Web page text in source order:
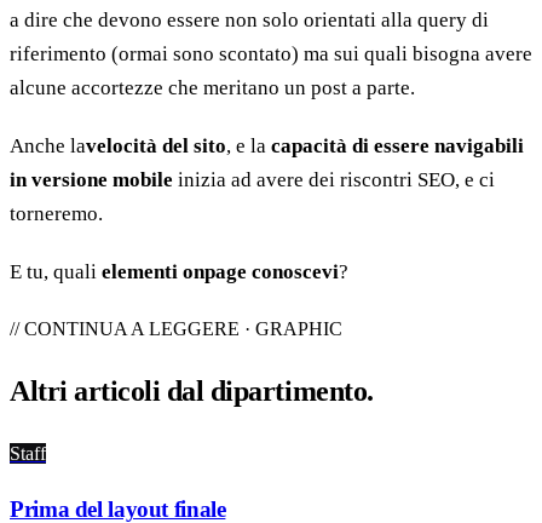
a dire che devono essere non solo orientati alla query di
riferimento (ormai sono scontato) ma sui quali bisogna avere
alcune accortezze che meritano un post a parte.
Anche lavelocità del sito, e la capacità di essere navigabili
in versione mobile inizia ad avere dei riscontri SEO, e ci
torneremo.
E tu, quali elementi onpage conoscevi?
// CONTINUA A LEGGERE · GRAPHIC
Altri articoli dal dipartimento.
Staff
Prima del layout finale